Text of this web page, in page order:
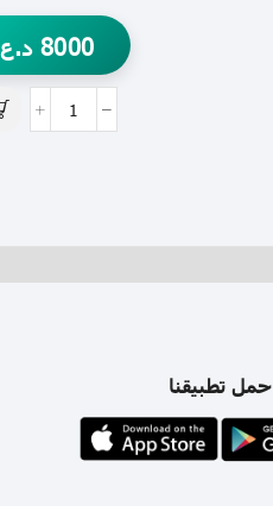
8000 د.ع
حمل تطبيقنا